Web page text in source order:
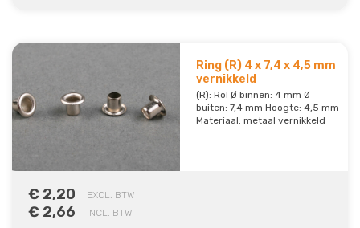
Ring (R) 4 x 7,4 x 4,5 mm
vernikkeld
(R): Rol Ø binnen: 4 mm Ø
buiten: 7,4 mm Hoogte: 4,5 mm
Materiaal: metaal vernikkeld
€ 2,20 EXCL. BTW
€ 2,66 INCL. BTW